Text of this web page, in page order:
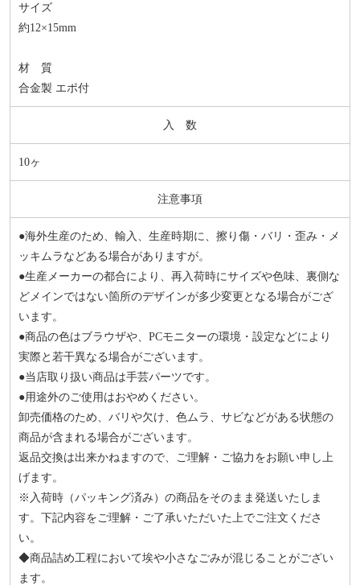
サイズ
約12×15mm
材 質
合金製 エポ付
入 数
10ヶ
注意事項
●海外生産のため、輸入、生産時期に、擦り傷・バリ・歪み・メ
ッキムラなどある場合がありますが。
●生産メーカーの都合により、再入荷時にサイズや色味、裏側な
どメインではない箇所のデザインが多少変更となる場合がござ
います。
●商品の色はブラウザや、PCモニターの環境・設定などにより
実際と若干異なる場合がございます。
●当店取り扱い商品は手芸パーツです。
●用途外のご使用はおやめください。
卸売価格のため、バリや欠け、色ムラ、サビなどがある状態の
商品が含まれる場合がございます。
返品交換は出来かねますので、ご理解・ご協力をお願い申し上
げます。
※入荷時（パッキング済み）の商品をそのまま発送いたしま
す。下記内容をご理解・ご了承いただいた上でご注文くださ
い。
◆商品詰め工程において埃や小さなごみが混じることがござい
ます。